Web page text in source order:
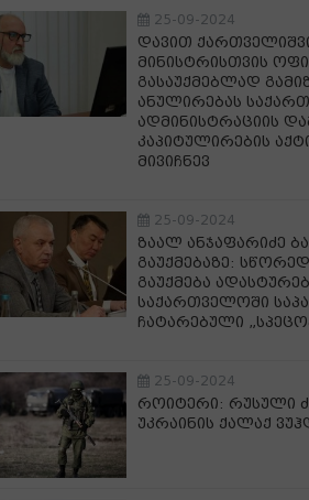
25-09-2024
დავით
მინისტრისთვის
გასაუქმებლად
ანულირებას
ადმინისტრაციის
კაპიტულირების
მივიჩნევ
25-09-2024
ზაალ ანჯაფარიძე
გაუქმებაზე:
გაუქმება
საქართველოში
ჩატარებული
25-09-2024
როიტერი: რუსული
უკრაინის ქალაქ